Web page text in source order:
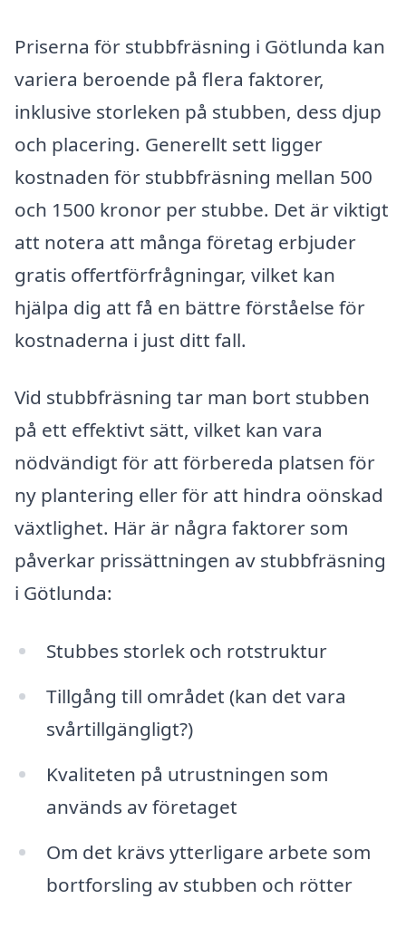
Priserna för stubbfräsning i Götlunda kan
variera beroende på flera faktorer,
inklusive storleken på stubben, dess djup
och placering. Generellt sett ligger
kostnaden för stubbfräsning mellan 500
och 1500 kronor per stubbe. Det är viktigt
att notera att många företag erbjuder
gratis offertförfrågningar, vilket kan
hjälpa dig att få en bättre förståelse för
kostnaderna i just ditt fall.
Vid stubbfräsning tar man bort stubben
på ett effektivt sätt, vilket kan vara
nödvändigt för att förbereda platsen för
ny plantering eller för att hindra oönskad
växtlighet. Här är några faktorer som
påverkar prissättningen av stubbfräsning
i Götlunda:
Stubbes storlek och rotstruktur
Tillgång till området (kan det vara
svårtillgängligt?)
Kvaliteten på utrustningen som
används av företaget
Om det krävs ytterligare arbete som
bortforsling av stubben och rötter